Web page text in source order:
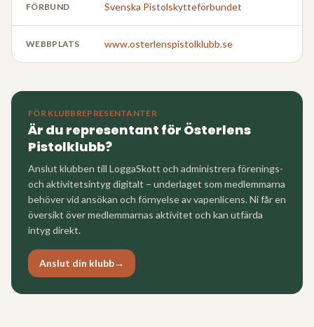
FÖRBUND Svenska Pistolskytteförbundet
WEBBPLATS www.osterlenspistolklubb.se
FÖR KLUBBREPRESENTANTER
Är du representant för Österlens
Pistolklubb?
Anslut klubben till LoggaSkott och administrera förenings-
och aktivitetsintyg digitalt – underlaget som medlemmarna
behöver vid ansökan och förnyelse av vapenlicens. Ni får en
översikt över medlemmarnas aktivitet och kan utfärda
intyg direkt.
Anslut din klubb→